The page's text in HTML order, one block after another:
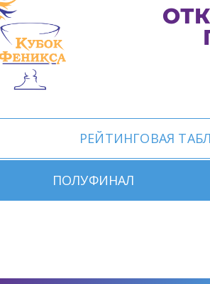
РЕЙТИНГОВАЯ
ПОЛУФИНАЛ